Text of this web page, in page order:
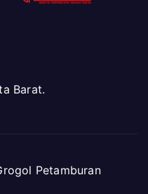
Barat.
Petamburan